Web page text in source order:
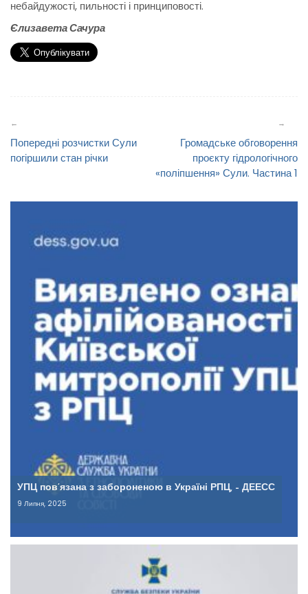
небайдужості, пильності і принциповості.
Єлизавета Сачура
Попередні розчистки Сули
погіршили стан річки
Громадське обговорення
проєкту гідрологічного
«поліпшення» Сули. Частина 1
УПЦ пов’язана з забороненою в Україні РПЦ, – ДЕЕСС
9 Липня, 2025